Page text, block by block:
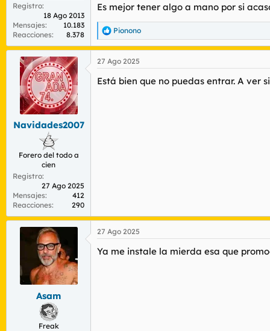
Registro
18 Ago 2013
Mensajes
10.183
Reacciones
8.378
Es mejor tener algo a mano por si
R
e
a
c
i
Pionono
Navidades2007
Forero del todo a
cien
Registro
27 Ago 2025
Mensajes
412
Reacciones
290
27 Ago 2025
Está bien que no puedas entrar. A ver
Asam
Freak
27 Ago 2025
Ya me instale la mierda esa que